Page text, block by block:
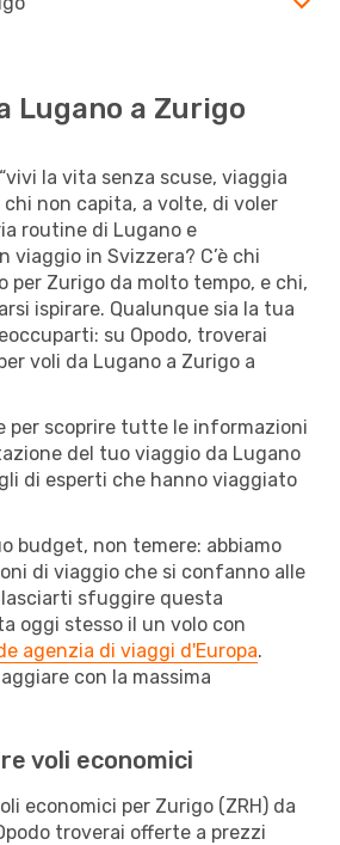
Lugano a Zurigo
la vita senza scuse, viaggia
chi non capita, a volte, di voler
routine di Lugano e
viaggio in Svizzera? C’è chi
per Zurigo da molto tempo, e chi,
ispirare. Qualunque sia la tua
su Opodo, troverai
voli da Lugano a Zurigo a
per scoprire tutte le informazioni
del tuo viaggio da Lugano
di esperti che hanno viaggiato
budget, non temere: abbiamo
di viaggio che si confanno alle
sfuggire questa
oggi stesso il un volo con
agenzia di viaggi d'Europa.
con la massima
voli economici
economici per Zurigo (ZRH) da
troverai offerte a prezzi